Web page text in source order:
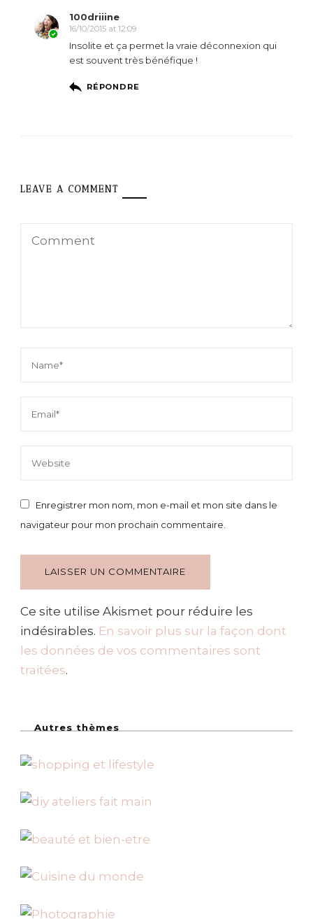
100driiine
16/10/2015 at 12:09
Insolite et ça permet la vraie déconnexion qui
est souvent très bénéfique !
RÉPONDRE
LEAVE A COMMENT
Enregistrer mon nom, mon e-mail et mon site dans le
navigateur pour mon prochain commentaire.
Ce site utilise Akismet pour réduire les
indésirables. En savoir plus sur la façon dont
les données de vos commentaires sont
traitées.
Autres thèmes